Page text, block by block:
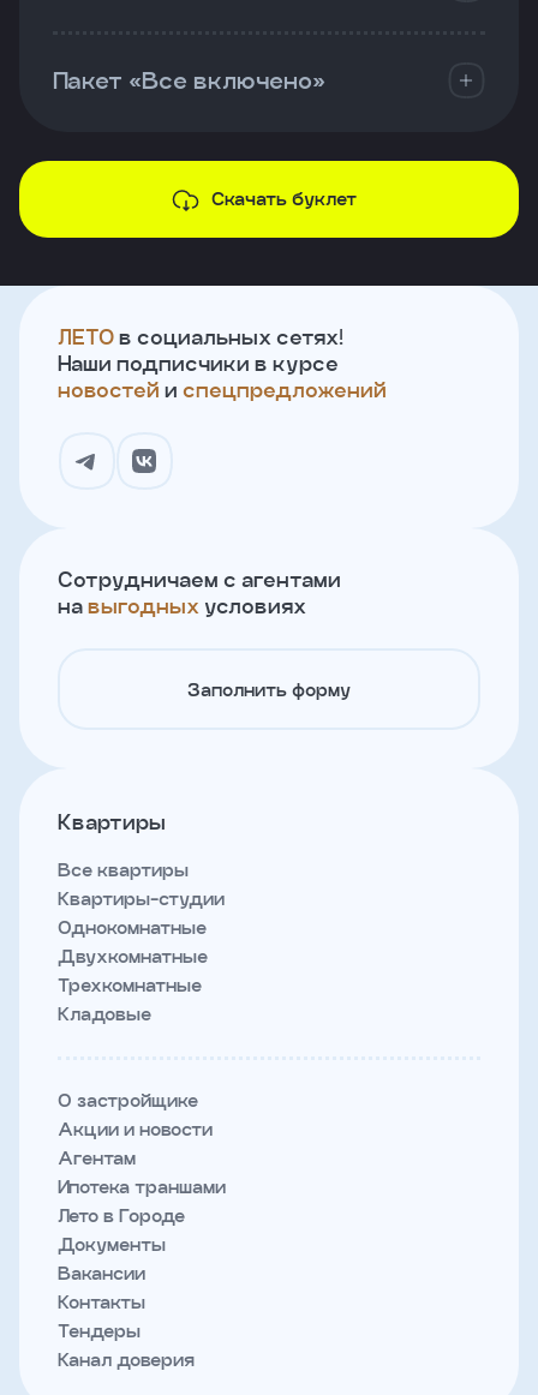
Пакет «Все включено»
Скачать буклет
ЛЕТО в социальных сетях!
Наши подписчики в курсе
новостей и спецпредложений
Сотрудничаем с агентами
на выгодных условиях
Заполнить форму
Квартиры
Все квартиры
Квартиры-студии
Однокомнатные
Двухкомнатные
Трехкомнатные
Кладовые
О застройщике
Акции и новости
Агентам
Ипотека траншами
Лето в Городе
Документы
Вакансии
Контакты
Тендеры
Канал доверия